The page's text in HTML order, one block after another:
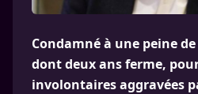
Condamné à une peine
dont deux ans ferme,
involontaires aggravées